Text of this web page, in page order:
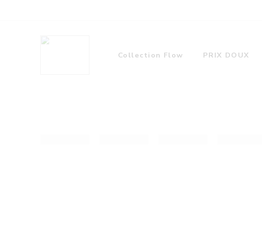
Collection Flow PRIX DOUX